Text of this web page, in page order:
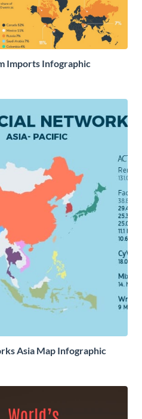
Imports Infographic
Asia Map Infographic